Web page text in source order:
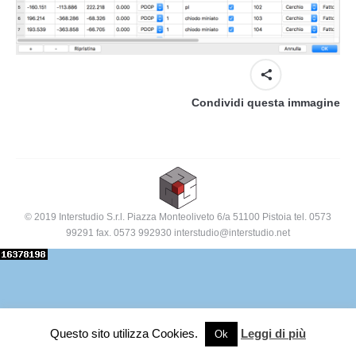
Condividi questa immagine
© 2019 Interstudio S.r.l. Piazza Monteoliveto 6/a 51100 Pistoia tel. 0573
99291 fax. 0573 992930 interstudio@interstudio.net
Questo sito utilizza Cookies. Ok Leggi di più